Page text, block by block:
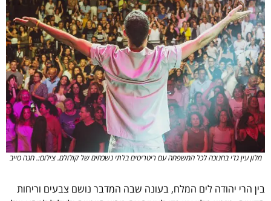
מלון עין גדי בחנוכה לכל המשפחה עם ריטריטים בלתי נשכחים של קולולם. צילום:. חנה טייב
בין הרי יהודה לים המלח, בעונה שבה המדבר נושם צבעים וריחות